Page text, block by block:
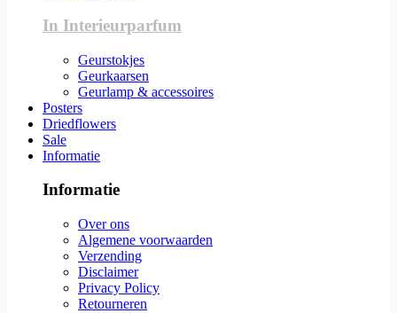
In Interieurparfum
Geurstokjes
Geurkaarsen
Geurlamp & accessoires
Posters
Driedflowers
Sale
Informatie
Informatie
Over ons
Algemene voorwaarden
Verzending
Disclaimer
Privacy Policy
Retourneren